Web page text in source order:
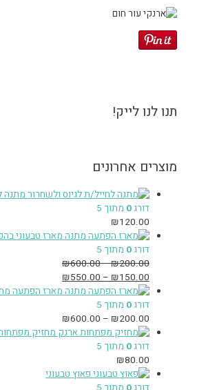
תנו לנו לייק!
מוצרים אחרונים
מתנה
דורג0 מתוך 5
₪120.00
מארז טבעוני
דורג0 מתוך 5
₪200.00
–
₪600.00
₪150.00
–
₪550.00
מארז הפתעה
דורג0 מתוך 5
₪200.00
–
₪600.00
מחזיק
דורג0 מתוך 5
₪80.00
פאוץ טבעוני